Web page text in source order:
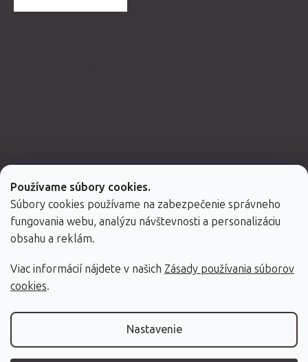
Používame súbory cookies.
Súbory cookies používame na zabezpečenie správneho
fungovania webu, analýzu návštevnosti a personalizáciu
obsahu a reklám.
Viac informácií nájdete v našich Zásady používania súborov
cookies.
Nastavenie
Vytvoril Shoptet Premium